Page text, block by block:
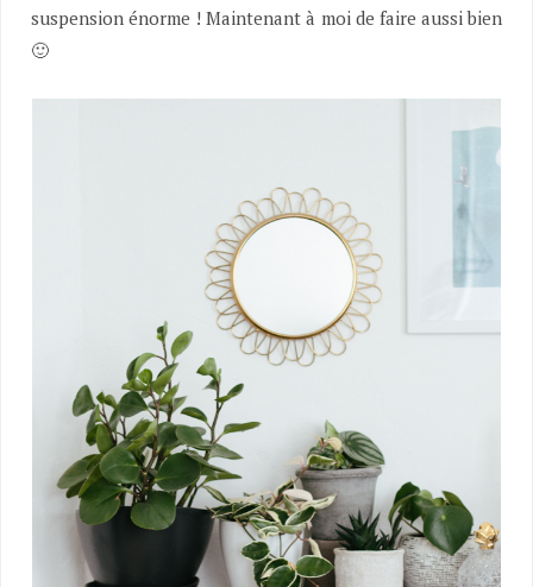
suspension énorme ! Maintenant à moi de faire aussi bien
🙂